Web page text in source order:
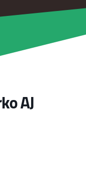
AJ